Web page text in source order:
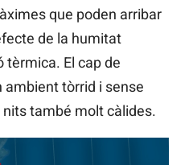
que poden arribar
de la humitat
tèrmica. El cap de
tòrrid i sense
també molt càlides.